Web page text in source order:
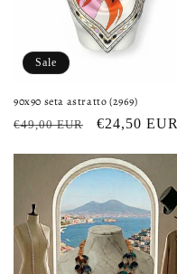
Sale
90x90 seta astratto (2969)
Regular
€49,00 EUR
Sale
€24,50 EUR